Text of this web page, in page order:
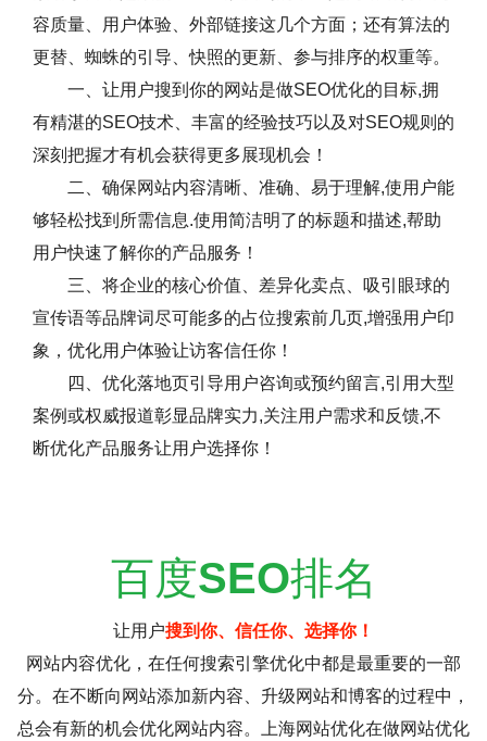
容质量、用户体验、外部链接这几个方面；还有算法的
更替、蜘蛛的引导、快照的更新、参与排序的权重等。
一、让用户搜到你的网站是做SEO优化的目标,拥
有精湛的SEO技术、丰富的经验技巧以及对SEO规则的
深刻把握才有机会获得更多展现机会！
二、确保网站内容清晰、准确、易于理解,使用户能
够轻松找到所需信息.使用简洁明了的标题和描述,帮助
用户快速了解你的产品服务！
三、将企业的核心价值、差异化卖点、吸引眼球的
宣传语等品牌词尽可能多的占位搜索前几页,增强用户印
象，优化用户体验让访客信任你！
四、优化落地页引导用户咨询或预约留言,引用大型
案例或权威报道彰显品牌实力,关注用户需求和反馈,不
断优化产品服务让用户选择你！
百度SEO排名
让用户搜到你、信任你、选择你！
网站内容优化，在任何搜索引擎优化中都是最重要的一部
分。在不断向网站添加新内容、升级网站和博客的过程中，
总会有新的机会优化网站内容。上海网站优化在做网站优化